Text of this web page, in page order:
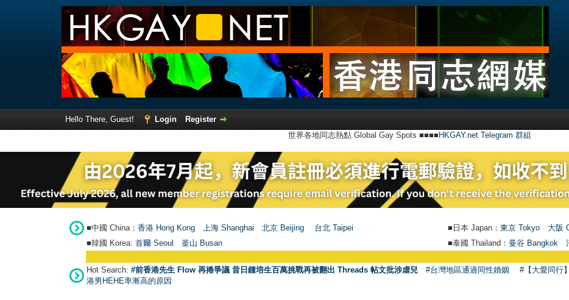
Hello There, Guest! Login
Register
世界各地同志熱點 Global Gay Spots ■■■■ HKGAY.net Telegram 群組
■中國 China： 香港 Hong Kong 上海 Shanghai 北京 Beijing 台北 Taipei ■日本 Japan： 東京 Tokyo 大阪
■韓國 Korea: 首爾 Seou 釜山 Busan ■泰國 Thailand： 曼谷 Bangkok
Hot Search: #前香港先生 Flow 再捲爭議 昔日鍾培生百萬挑戰再被翻出 Threads 帖文批涉虐兒 #台灣地區通過同性婚姻 #【大愛同行
港男HEHE率漸高的原因